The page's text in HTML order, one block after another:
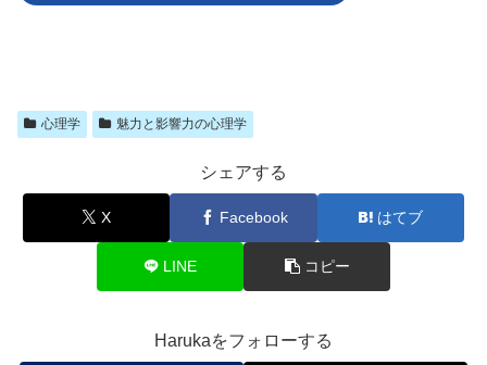
心理学 魅力と影響力の心理学
シェアする
X Facebook はてブ
LINE コピー
Harukaをフォローする